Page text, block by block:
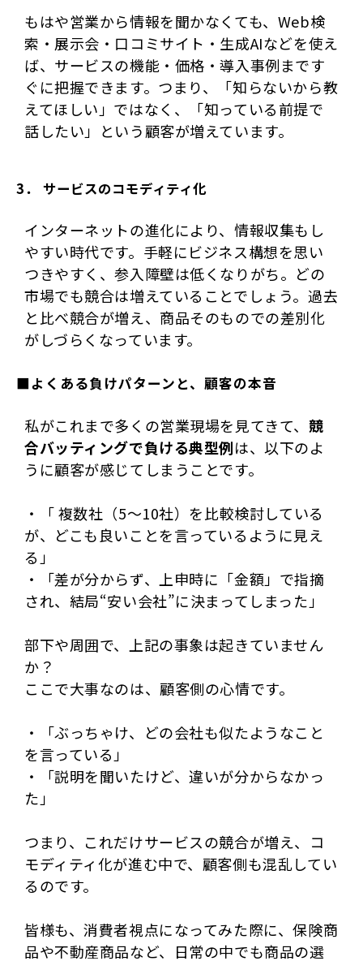
もはや営業から情報を聞かなくても、Web検
索・展示会・口コミサイト・生成AIなどを使え
ば、サービスの機能・価格・導入事例まです
ぐに把握できます。つまり、「知らないから教
えてほしい」ではなく、「知っている前提で
話したい」という顧客が増えています。
3． サービスのコモディティ化
インターネットの進化により、情報収集もし
やすい時代です。手軽にビジネス構想を思い
つきやすく、参入障壁は低くなりがち。どの
市場でも競合は増えていることでしょう。過去
と比べ競合が増え、商品そのものでの差別化
がしづらくなっています。
■よくある負けパターンと、顧客の本音
私がこれまで多くの営業現場を見てきて、 競
合バッティングで負ける典型例は、以下のよ
うに顧客が感じてしまうことです。
・「 複数社（5～10社）を比較検討している
が、どこも良いことを言っているように見え
る」
・「差が分からず、上申時に「金額」で指摘
され、結局“安い会社”に決まってしまった」
部下や周囲で、上記の事象は起きていません
か？
ここで大事なのは、顧客側の心情です。
・「ぶっちゃけ、どの会社も似たようなこと
を言っている」
・「説明を聞いたけど、違いが分からなかっ
た」
つまり、これだけサービスの競合が増え、コ
モディティ化が進む中で、顧客側も混乱してい
るのです。
皆様も、消費者視点になってみた際に、保険商
品や不動産商品など、日常の中でも商品の選